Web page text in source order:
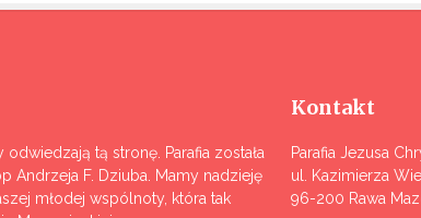
tą stronę. Parafia została
Andrzeja F. Dziuba. Mamy nadzieję
młodej wspólnoty, która tak
Kontakt
Parafia Jezusa
ul. Kazimierza
96-200 Rawa